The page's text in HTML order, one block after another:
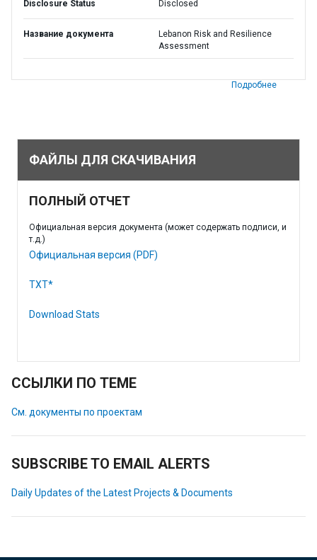
Disclosure Status Disclosed
Название документа
Lebanon Risk and Resilience
Assessment
Подробнее
ФАЙЛЫ ДЛЯ СКАЧИВАНИЯ
ПОЛНЫЙ ОТЧЕТ
Официальная версия документа (может содержать подписи, и
т.д.)
Официальная версия (PDF)
TXT*
Download Stats
ССЫЛКИ ПО ТЕМЕ
См. документы по проектам
SUBSCRIBE TO EMAIL ALERTS
Daily Updates of the Latest Projects & Documents